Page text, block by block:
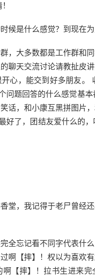
候是什么感觉？到现在
，大多数都是工作群和
聊天交流讨论请教扯皮
心，能交到好多朋友
问题回答的什么感觉基
话，和小康互黑拼图片
好了，团结友爱什么的
堂，我记得于老尸曾经
全忘记看不同字代表什
啊【摔】！权以为喜欢
【摔】！拉书生进来